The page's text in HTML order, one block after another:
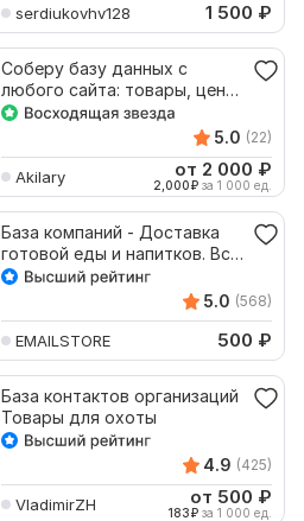
serdiukovhv128 1 500 ₽
Соберу базу данных с
любого сайта: товары, цены,
объявления
5.0 (22)
Akilary от 2 000 ₽
2,000₽ за 1 000 ед.
База компаний - Доставка
готовой еды и напитков. Все
регионы России
5.0 (568)
EMAILSTORE 500 ₽
База контактов организаций
Товары для охоты
4.9 (425)
VladimirZH от 500 ₽
183₽ за 1 000 ед.